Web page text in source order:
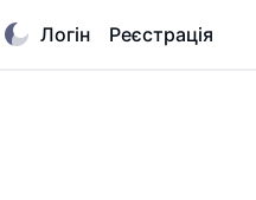
Логін Реєстрація